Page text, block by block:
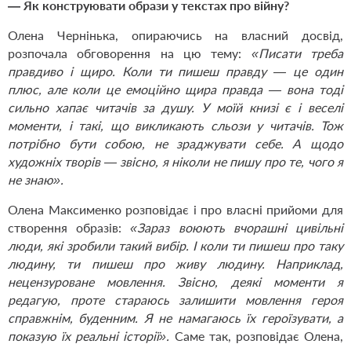
— Як конструювати образи у текстах про війну?
Олена Чернінька, опираючись на власний досвід,
розпочала обговорення на цю тему: «Писати треба
правдиво і щиро. Коли ти пишеш правду — це один
плюс, але коли це емоційно щира правда — вона тоді
сильно хапає читачів за душу. У моїй книзі є і веселі
моменти, і такі, що викликають сльози у читачів. Тож
потрібно бути собою, не зраджувати себе. А щодо
художніх творів — звісно, я ніколи не пишу про те, чого я
не знаю».
Олена Максименко розповідає і про власні прийоми для
створення образів:«Зараз воюють вчорашні цивільні
люди, які зробили такий вибір. І коли ти пишеш про таку
людину, ти пишеш про живу людину. Наприклад,
нецензуроване мовлення. Звісно, деякі моменти я
редагую, проте стараюсь залишити мовлення героя
справжнім, буденним. Я не намагаюсь їх героїзувати, а
показую їх реальні історії». Саме так, розповідає Олена,